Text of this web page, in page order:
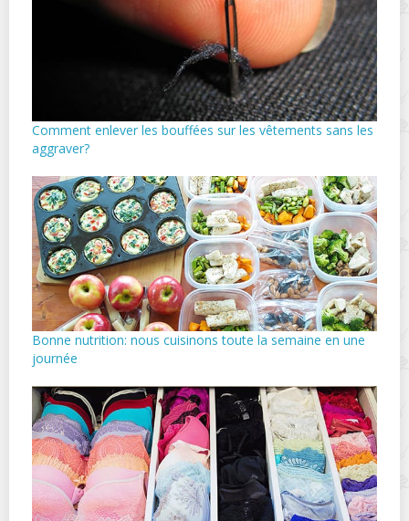
Comment enlever les bouffées sur les vêtements sans les
aggraver?
Bonne nutrition: nous cuisinons toute la semaine en une
journée